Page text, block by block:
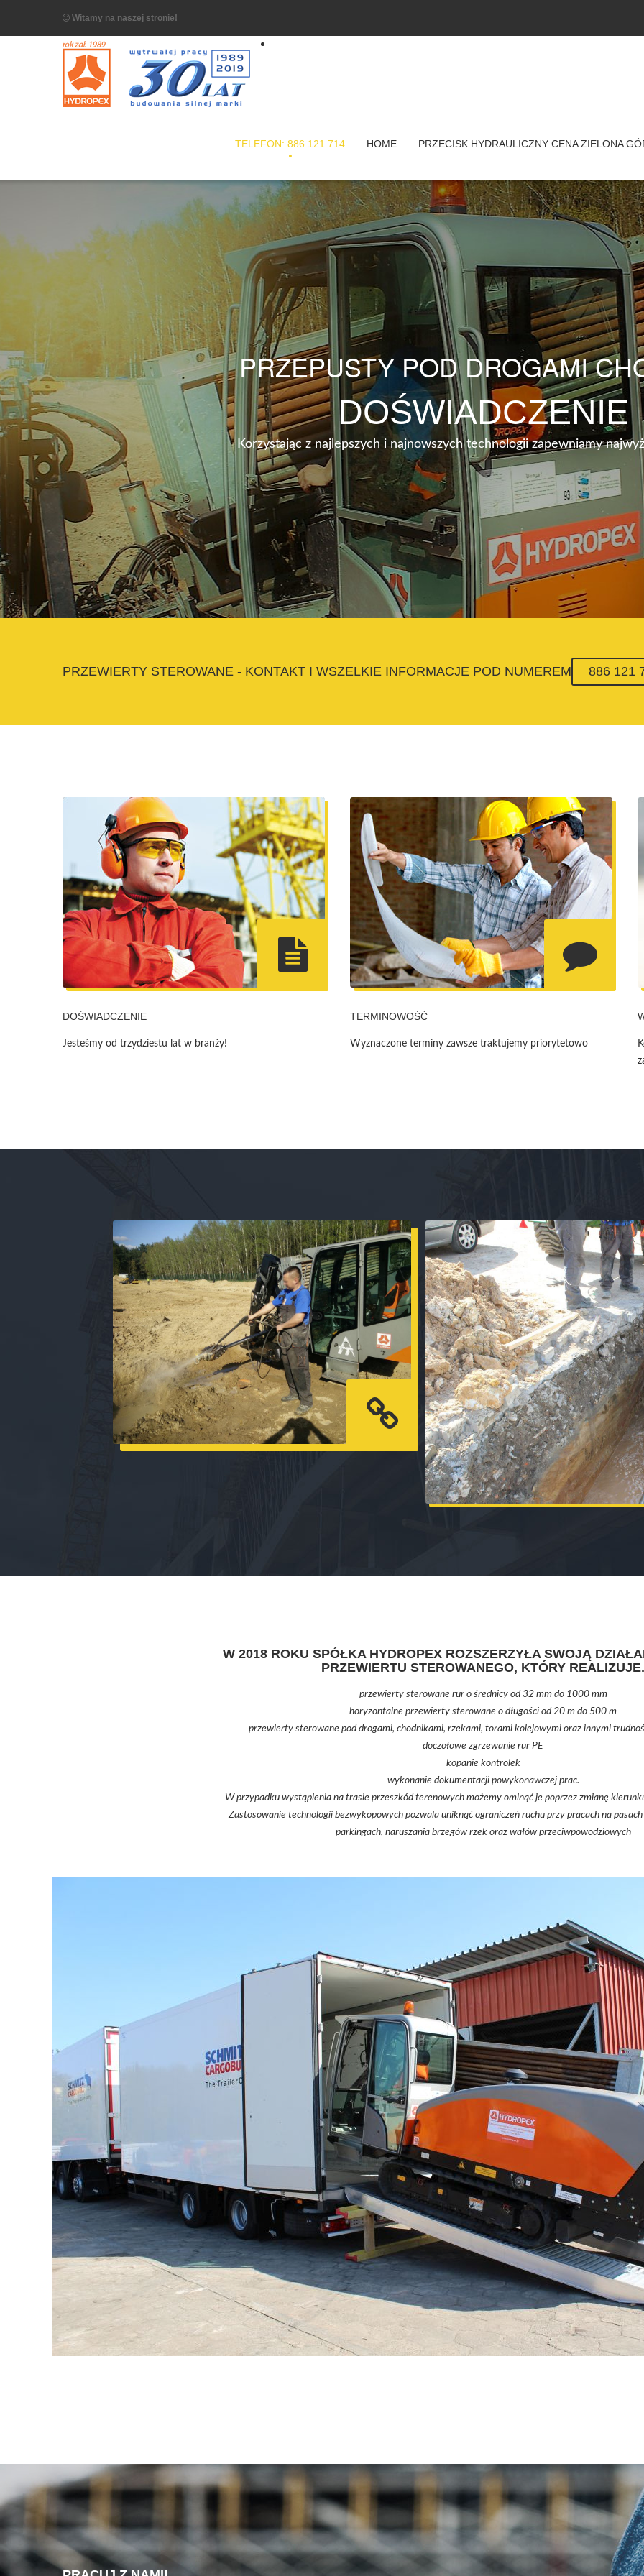
Witamy na naszej stronie!
TELEFON: 886 121 714 HOME PRZECISK HYDRAULICZNY CENA ZIELONA
PRZEPUSTY POD DROGAMI
DOŚWIADCZENIE
Korzystając z najlepszych i najnowszych technologii zapewniamy
PRZEWIERTY STEROWANE - KONTAKT I WSZELKIE INFORMACJE POD NUMEREM 886 121
DOŚWIADCZENIE
Jesteśmy od trzydziestu lat w branży!
TERMINOWOŚĆ
Wyznaczone terminy zawsze traktujemy priorytetowo
W 2018 ROKU SPÓŁKA HYDROPEX ROZSZERZYŁA SWOJĄ
PRZEWIERTU STEROWANEGO, KTÓRY REALIZUJE.
przewierty sterowane rur o średnicy od 32 mm do 1000 mm
horyzontalne przewierty sterowane o długości od 20 m do 500 m
przewierty sterowane pod drogami, chodnikami, rzekami, torami kolejowymi oraz innymi
doczołowe zgrzewanie rur PE
kopanie kontrolek
wykonanie dokumentacji powykonawczej prac.
W przypadku wystąpienia na trasie przeszkód terenowych możemy ominąć je poprzez zmianę
Zastosowanie technologii bezwykopowych pozwala uniknąć ograniczeń ruchu przy pracach na
parkingach, naruszania brzegów rzek oraz wałów przeciwpowodziowych